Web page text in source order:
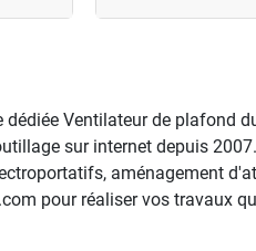
Ventilateur de plafond
sur internet depuis
aménagement
pour réaliser vos travaux